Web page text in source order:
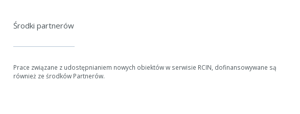
Środki partnerów
Prace związane z udostępnianiem nowych obiektów w serwisie RCIN, dofinansowywane są
również ze środków Partnerów.